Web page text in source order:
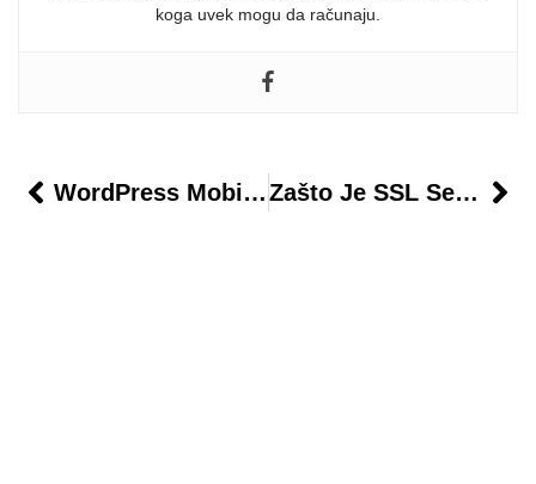
koga uvek mogu da računaju.
WordPress Mobilna Optimizacija: Kompletan Vodič Zašto Je SSL Sertifikat Važan Za Vaš Sajt